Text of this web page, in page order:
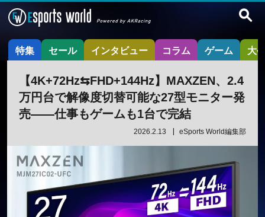
特集 セール インタビュー コラム ゲーム 大
【4K+72Hz⇆FHD+144Hz】MAXZEN、2.4
万円台で解像度切替可能な27型モニター発
売――仕事もゲームも1台で完結
2026.2.13 eSports World編集部